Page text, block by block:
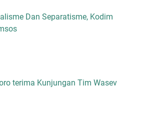
Dan Separatisme, Kodim
terima Kunjungan Tim Wasev